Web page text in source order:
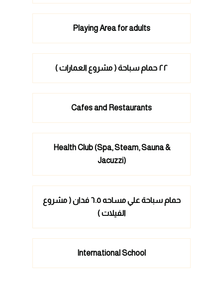
Playing Area for adults
٢٢ حمام سباحة ( مشروع العمارات )
Cafes and Restaurants
Health Club (Spa, Steam, Sauna &
Jacuzzi)
حمام سباحة علي مساحه ٦.٥ فدان ( مشروع
الفيلات )
International School